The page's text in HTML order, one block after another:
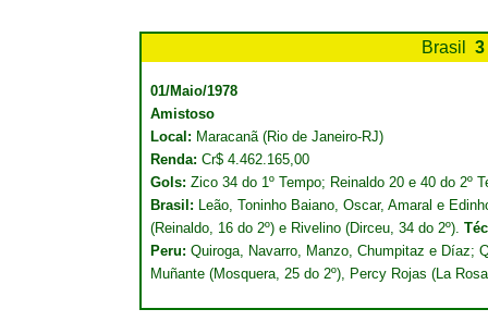
Brasil 3
01/Maio/1978
Amistoso
Local: Maracanã (Rio de Janeiro-RJ)
Renda: Cr$ 4.462.165,00
Gols: Zico 34 do 1º Tempo; Reinaldo 20 e 40 do 2º
Brasil: Leão, Toninho Baiano, Oscar, Amaral e
(Reinaldo, 16 do 2º) e Rivelino (Dirceu, 34 do 2º).
Peru: Quiroga, Navarro, Manzo, Chumpitaz e Díaz;
Muñante (Mosquera, 25 do 2º), Percy Rojas (La